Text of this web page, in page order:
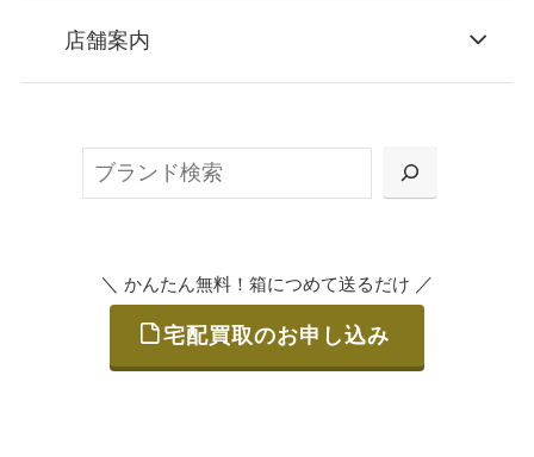
お申込み
または梱包材不要の「集荷申込」からお選び
ご発送
店舗案内
＼ かんたん無料！箱につめて送るだけ ／
宅配買取のお申し込み